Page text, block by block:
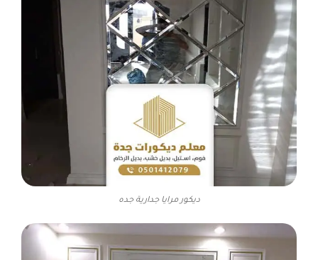
ديكور مرايا جدارية جده